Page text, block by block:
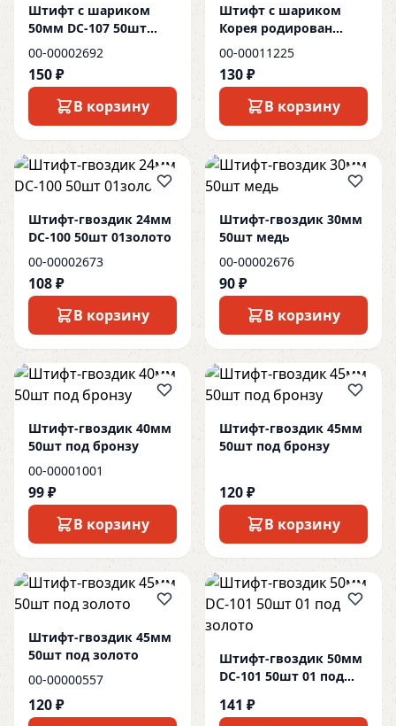
Штифт с шариком
50мм DC-107 50шт
медь
00-00002692
150 ₽
В корзину
Штифт с шариком
Корея родирован
10шт
00-00011225
130 ₽
В корзину
Штифт-гвоздик 24мм
DC-100 50шт 01золото
00-00002673
108 ₽
В корзину
Штифт-гвоздик 30мм
50шт медь
00-00002676
90 ₽
В корзину
Штифт-гвоздик 40мм
50шт под бронзу
00-00001001
99 ₽
В корзину
Штифт-гвоздик 45мм
50шт под бронзу
120 ₽
В корзину
Штифт-гвоздик 45мм
50шт под золото
00-00000557
120 ₽
Штифт-гвоздик 50мм
DC-101 50шт 01 под
141 ₽